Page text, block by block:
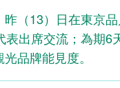
（13）日在東京
出席交流；為期6
品牌能見度。